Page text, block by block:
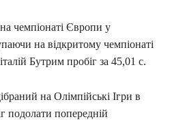
чемпіонаті Європи у
на відкритому чемпіонаті
Бутрим пробіг за 45,01 с.
на Олімпійські Ігри в
подолати попередній